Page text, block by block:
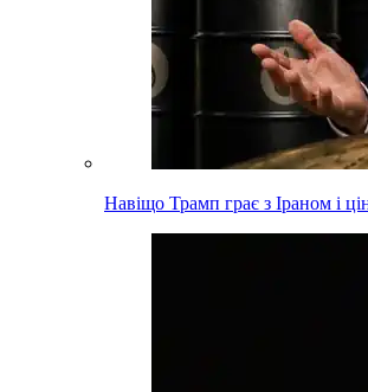
Навіщо Трамп грає з Іраном і